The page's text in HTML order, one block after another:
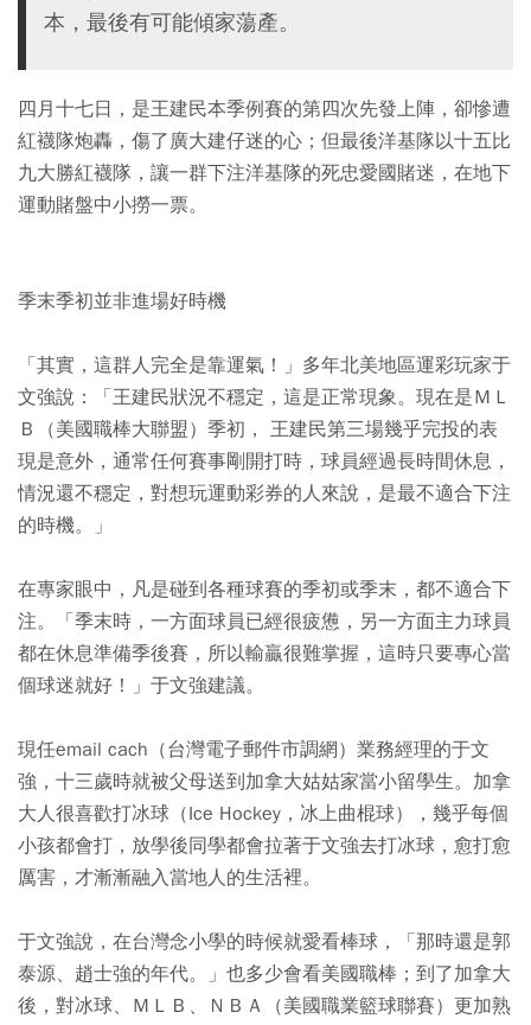
本，最後有可能傾家蕩產。
四月十七日，是王建民本季例賽的第四次先發上陣，卻慘遭
紅襪隊炮轟，傷了廣大建仔迷的心；但最後洋基隊以十五比
九大勝紅襪隊，讓一群下注洋基隊的死忠愛國賭迷，在地下
運動賭盤中小撈一票。
季末季初並非進場好時機
「其實，這群人完全是靠運氣！」多年北美地區運彩玩家于
文強說：「王建民狀況不穩定，這是正常現象。現在是ＭＬ
Ｂ（美國職棒大聯盟）季初， 王建民第三場幾乎完投的表
現是意外，通常任何賽事剛開打時，球員經過長時間休息，
情況還不穩定，對想玩運動彩券的人來說，是最不適合下注
的時機。」
在專家眼中，凡是碰到各種球賽的季初或季末，都不適合下
注。「季末時，一方面球員已經很疲憊，另一方面主力球員
都在休息準備季後賽，所以輸贏很難掌握，這時只要專心當
個球迷就好！」于文強建議。
現任email cach（台灣電子郵件市調網）業務經理的于文
強，十三歲時就被父母送到加拿大姑姑家當小留學生。加拿
大人很喜歡打冰球（Ice Hockey，冰上曲棍球），幾乎每個
小孩都會打，放學後同學都會拉著于文強去打冰球，愈打愈
厲害，才漸漸融入當地人的生活裡。
于文強說，在台灣念小學的時候就愛看棒球，「那時還是郭
泰源、趙士強的年代。」也多少會看美國職棒；到了加拿大
後，對冰球、ＭＬＢ、ＮＢＡ（美國職業籃球聯賽）更加熟